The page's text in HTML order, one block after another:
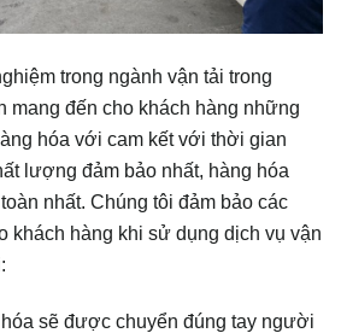
trong ngành vận tải trong
mang đến cho khách hàng những
hóa với cam kết với thời gian
lượng đảm bảo nhất, hàng hóa
nhất. Chúng tôi đảm bảo các
khách hàng khi sử dụng dịch vụ vận
sẽ được chuyển đúng tay người